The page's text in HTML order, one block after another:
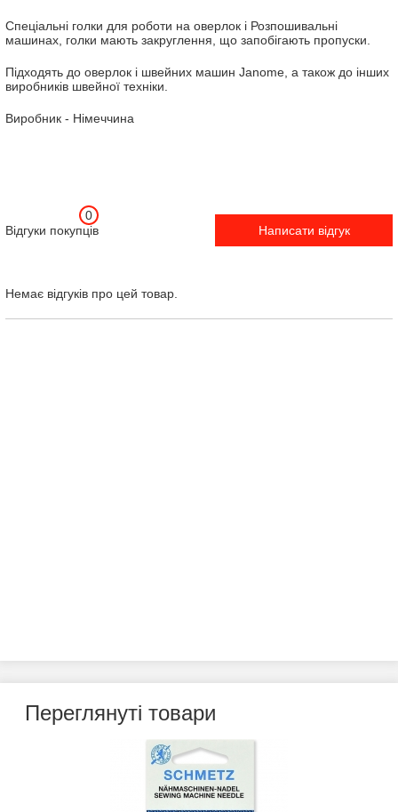
Спеціальні голки для роботи на оверлок і Розпошивальні
машинах, голки мають закруглення, що запобігають пропуски.
Підходять до оверлок і швейних машин Janome, а також до інших
виробників швейної техніки.
Виробник - Німеччина
Відгуки покупців
0
Написати відгук
Немає відгуків про цей товар.
Переглянуті товари